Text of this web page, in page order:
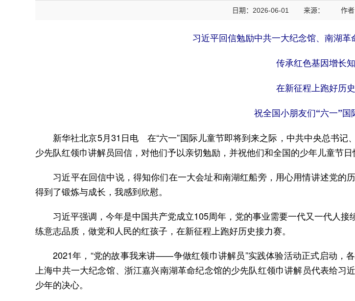
日期：2026-06-01 来源： 作者
习近平回信勉励中共一大纪念馆、南湖
传承红色基因增长
在新征程上跑好历
祝全国小朋友们“六一”国
新华社北京5月31日电 在“六一”国际儿童节即将到来之际，中共中央总书记
少先队红领巾讲解员回信，对他们予以亲切勉励，并祝他们和全国的少年儿童节日
习近平在回信中说，得知你们在一大会址和南湖红船旁，用心用情讲述党的
得到了锻炼与成长，我感到欣慰。
习近平强调，今年是中国共产党成立105周年，党的事业需要一代又一代人接
练意志品质，做党和人民的红孩子，在新征程上跑好历史接力赛。
2021年，“党的故事我来讲——争做红领巾讲解员”实践体验活动正式启动，
上海中共一大纪念馆、浙江嘉兴南湖革命纪念馆的少先队红领巾讲解员代表给
少年的决心。